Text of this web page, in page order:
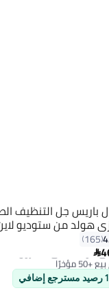
باريس جل التنظيف
هولد من ستوديو لاين
165

مجاني
في المخزون
+50 مؤخرًا
مجاني